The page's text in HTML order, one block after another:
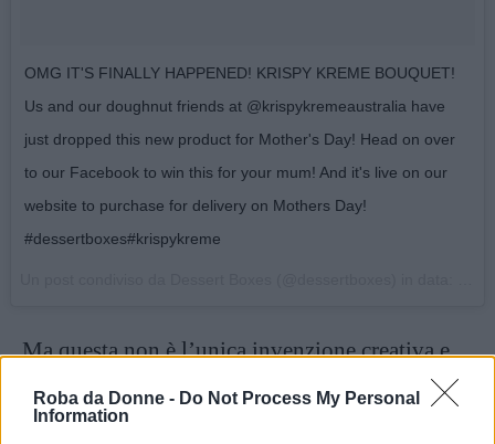
Roba da Donne - Do Not Process My Personal
Information
OMG IT'S FINALLY HAPPENED! KRISPY KREME BOUQUET!
Us and our doughnut friends at @krispykremeaustralia have
just dropped this new product for Mother's Day! Head on over
to our Facebook to win this for your mum! And it's live on our
website to purchase for delivery on Mothers Day!
#dessertboxes#krispykreme
Ma questa non è l’unica invenzione creativa e
hanno fondato la
, impresa nella